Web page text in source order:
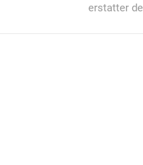
erstatter